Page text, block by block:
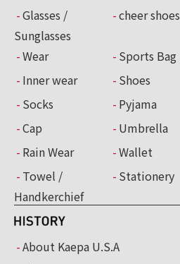
Glasses /
Sunglasses
cheer shoes
Wear
Sports Bag
Inner wear
Shoes
Socks
Pyjama
Cap
Umbrella
Rain Wear
Wallet
Towel /
Handkerchief
Stationery
About Kaepa U.S.A